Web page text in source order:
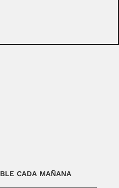
CADA MAÑANA